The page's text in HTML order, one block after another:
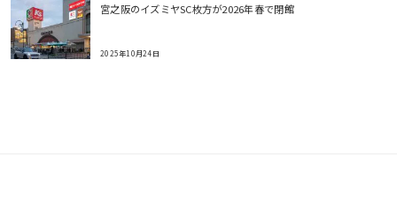
宮之阪のイズミヤSC枚方が2026年春で閉館
2025年10月24日